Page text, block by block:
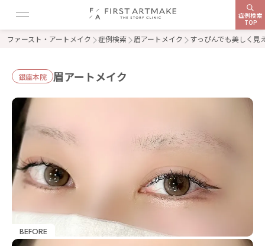
症例検索
TOP
ファースト・アートメイク 症例検索 眉アートメイク すっぴんでも美しく見
銀座本院 眉アートメイク
BEFORE